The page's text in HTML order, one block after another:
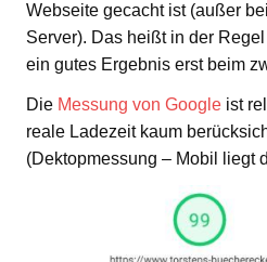
Webseite gecacht ist (außer
Server). Das heißt in der
ein gutes Ergebnis erst beim
Die Messung von Google ist
reale Ladezeit kaum
(Dektopmessung – Mobil liegt